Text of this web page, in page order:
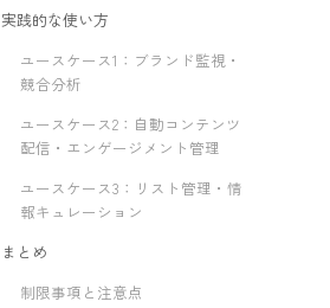
実践的な使い方
ユースケース1：ブランド監視・
競合分析
ユースケース2：自動コンテンツ
配信・エンゲージメント管理
ユースケース3：リスト管理・情
報キュレーション
まとめ
制限事項と注意点